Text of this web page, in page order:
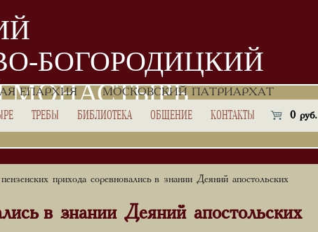
БОГОРОДИЦКИЙ
ЕПАРХИЯ МОСКОВСКИЙ ПАТРИАРХАТ
ТРЕБЫ БИБЛИОТЕКА ОБЩЕНИЕ КОНТАКТЫ 0 руб.
прихода соревновались в знании Деяний апостольских
в знании Деяний апостольских